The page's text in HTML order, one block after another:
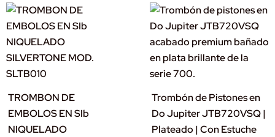
TROMBON DE
EMBOLOS EN SIb
NIQUELADO
Trombón de Pistones en
Do Jupiter JTB720VSQ |
Plateado | Con Estuche